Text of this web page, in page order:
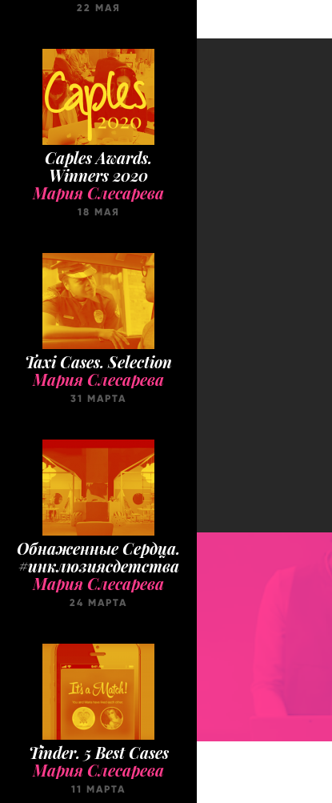
22 МАЯ
Caples Awards.
Winners 2020
Мария Слесарева
18 МАЯ
Taxi Cases. Selection
Мария Слесарева
31 МАРТА
Обнаженные Cердца.
#инклюзиясдетства
Мария Слесарева
24 МАРТА
Tinder. 5 Best Cases
Мария Слесарева
11 МАРТА